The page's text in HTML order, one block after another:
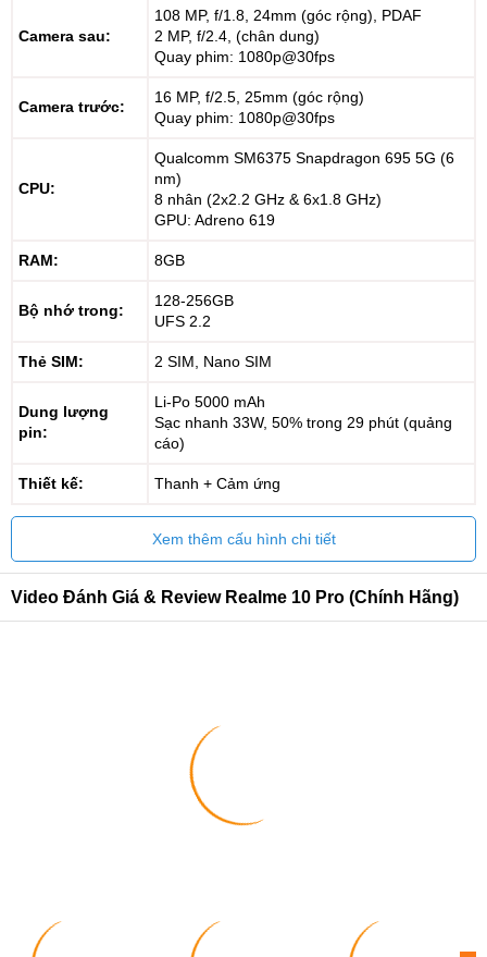
Camera sau:
108 MP, f/1.8, 24mm (góc rộng), PDAF
2 MP, f/2.4, (chân dung)
Quay phim: 1080p@30fps
Camera trước:
16 MP, f/2.5, 25mm (góc rộng)
Quay phim: 1080p@30fps
CPU:
Qualcomm SM6375 Snapdragon 695 5G (6
nm)
8 nhân (2x2.2 GHz & 6x1.8 GHz)
GPU: Adreno 619
RAM: 8GB
Bộ nhớ trong:
128-256GB
UFS 2.2
Thẻ SIM: 2 SIM, Nano SIM
Dung lượng
pin:
Li-Po 5000 mAh
Sạc nhanh 33W, 50% trong 29 phút (quảng
cáo)
Thiết kế: Thanh + Cảm ứng
Xem thêm cấu hình chi tiết
Video Đánh Giá & Review Realme 10 Pro (Chính Hãng)